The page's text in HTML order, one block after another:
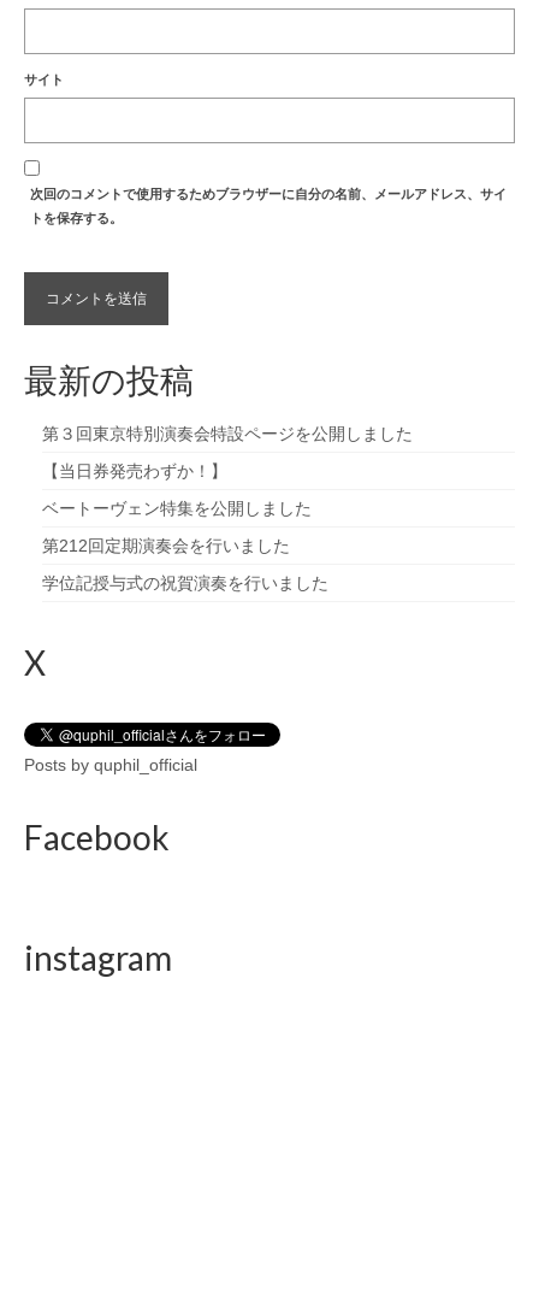
サイト
次回のコメントで使用するためブラウザーに自分の名前、メールアドレス、サイ
トを保存する。
最新の投稿
第３回東京特別演奏会特設ページを公開しました
【当日券発売わずか！】
ベートーヴェン特集を公開しました
第212回定期演奏会を行いました
学位記授与式の祝賀演奏を行いました
X
Posts by quphil_official
Facebook
instagram